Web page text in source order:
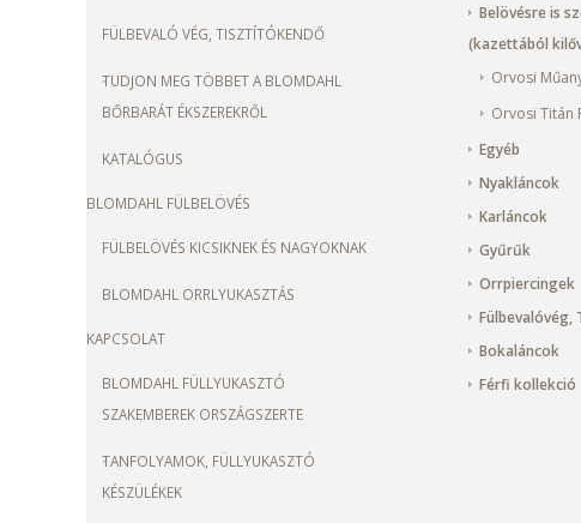
FÜLBEVALÓ VÉG, TISZTÍTÓKENDŐ
TUDJON MEG TÖBBET A BLOMDAHL
BŐRBARÁT ÉKSZEREKRŐL
KATALÓGUS
BLOMDAHL FÜLBELÖVÉS
FÜLBELÖVÉS KICSIKNEK ÉS NAGYOKNAK
BLOMDAHL ORRLYUKASZTÁS
KAPCSOLAT
BLOMDAHL FÜLLYUKASZTÓ
SZAKEMBEREK ORSZÁGSZERTE
TANFOLYAMOK, FÜLLYUKASZTÓ
KÉSZÜLÉKEK
Belövésre is
(kazettából
Orvosi
Orvosi Titán
Egyéb
Nyakláncok
Karláncok
Gyűrűk
Orrpiercingek
Bokaláncok
Férfi kollekció